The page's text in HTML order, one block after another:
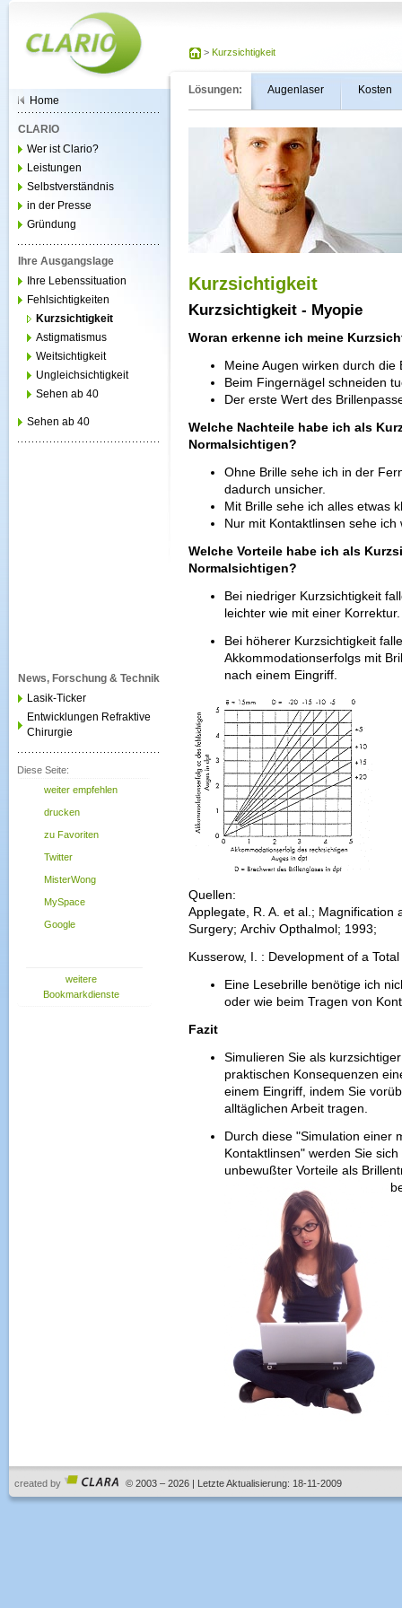
> Kurzsichtigkeit
Home
CLARIO
Wer ist Clario?
Leistungen
Selbstverständnis
in der Presse
Gründung
Ihre Ausgangslage
Ihre Lebenssituation
Fehlsichtigkeiten
Kurzsichtigkeit
Astigmatismus
Weitsichtigkeit
Ungleichsichtigkeit
Sehen ab 40
Sehen ab 40
News, Forschung & Technik
Lasik-Ticker
Entwicklungen Refraktive
Chirurgie
Diese Seite:
weiter empfehlen
drucken
zu Favoriten
Twitter
MisterWong
MySpace
Google
weitere
Bookmarkdienste
Lösungen: Augenlaser Kosten
Kurzsichtigkeit
Kurzsichtigkeit - Myopie
Woran erkenne ich meine
Meine Augen wirken durch die
Beim Fingernägel schneiden
Der erste Wert des
Welche Nachteile habe ich als
Normalsichtigen?
Ohne Brille sehe ich in der
dadurch unsicher.
Mit Brille sehe ich alles etwas
Nur mit Kontaktlinsen sehe
Welche Vorteile habe ich als
Normalsichtigen?
Bei niedriger Kurzsichtigkeit
leichter wie mit einer Korrektur.
Bei höherer Kurzsichtigkeit
Akkommodationserfolgs mit
nach einem Eingriff.
Quellen:
Applegate, R. A. et al.; Magnification
Surgery; Archiv Opthalmol; 1993;
Kusserow, I. : Development of a
Eine Lesebrille benötige ich
oder wie beim Tragen von
Fazit
Simulieren Sie als
praktischen Konsequenzen
einem Eingriff, indem Sie
alltäglichen Arbeit tragen.
Durch diese "Simulation einer
Kontaktlinsen" werden Sie
unbewußter Vorteile als
created by © 2003 – 2026 | Letzte Aktualisierung: 18-11-2009